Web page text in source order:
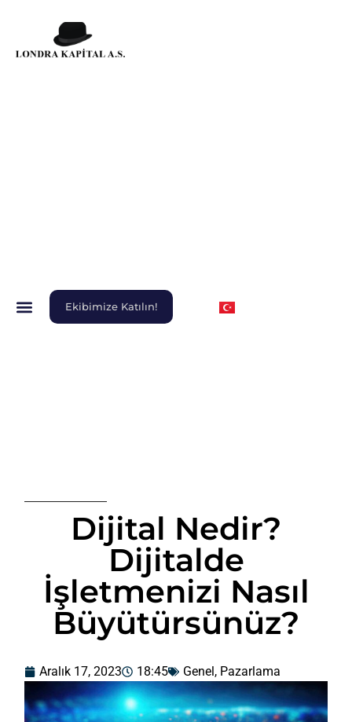
Ekibimize Katılın!
Dijital Nedir?
Dijitalde
İşletmenizi Nasıl
Büyütürsünüz?
Aralık 17, 2023 18:45 Genel, Pazarlama